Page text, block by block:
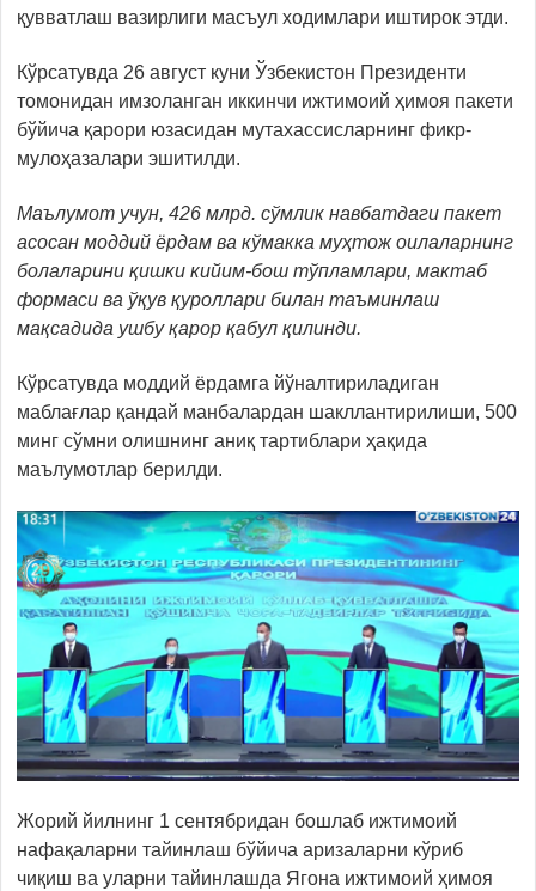
қувватлаш вазирлиги масъул ходимлари иштирок этди.
Кўрсатувда 26 август куни Ўзбекистон Президенти
томонидан имзоланган иккинчи ижтимоий ҳимоя пакети
бўйича қарори юзасидан мутахассисларнинг фикр-
мулоҳазалари эшитилди.
Маълумот учун, 426 млрд. сўмлик навбатдаги пакет
асосан моддий ёрдам ва кўмакка муҳтож оилаларнинг
болаларини қишки кийим-бош тўпламлари, мактаб
формаси ва ўқув қуроллари билан таъминлаш
мақсадида ушбу қарор қабул қилинди.
Кўрсатувда моддий ёрдамга йўналтириладиган
маблағлар қандай манбалардан шакллантирилиши, 500
минг сўмни олишнинг аниқ тартиблари ҳақида
маълумотлар берилди.
Жорий йилнинг 1 сентябридан бошлаб ижтимоий
нафақаларни тайинлаш бўйича аризаларни кўриб
чиқиш ва уларни тайинлашда Ягона ижтимоий ҳимоя